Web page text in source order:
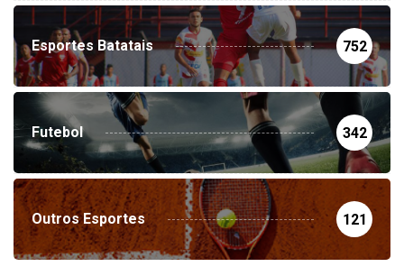
Esportes Batatais 752
Futebol 342
Outros Esportes 121